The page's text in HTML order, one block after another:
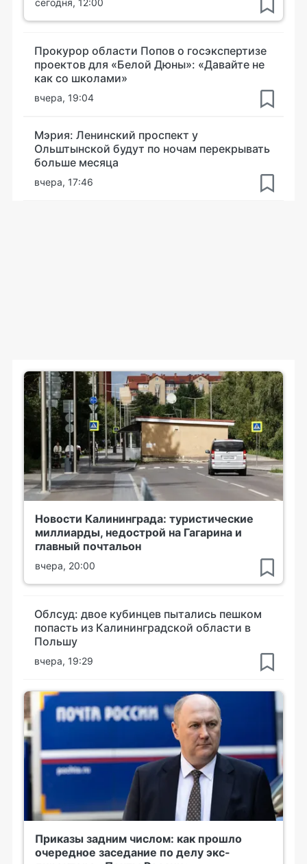
Прокурор области Попов о госэкспертизе
проектов для «Белой Дюны»: «Давайте не
как со школами»
вчера, 19:04
Мэрия: Ленинский проспект у
Ольштынской будут по ночам перекрывать
больше месяца
вчера, 17:46
Новости Калининграда: туристические
миллиарды, недострой на Гагарина и
главный почтальон
вчера, 20:00
Облсуд: двое кубинцев пытались пешком
попасть из Калининградской области в
Польшу
вчера, 19:29
Приказы задним числом: как прошло
очередное заседание по делу экс-